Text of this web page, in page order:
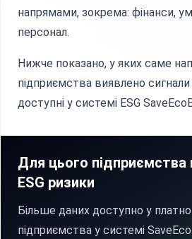
напрямами, зокрема: фінанси,
персонал.
Нижче показано, у яких саме
підприємства виявлено сигнали
доступні у системі ESG
Для цього підприємства
ESG ризики
Більше даних доступно у
підприємства у системі